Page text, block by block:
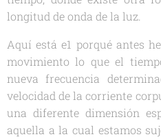
longitud de onda de la luz.
Aquí está e1 porqué antes
movimiento lo que el
nueva frecuencia
velocidad de la corriente
una diferente dimensión
aquella a la cual estamos